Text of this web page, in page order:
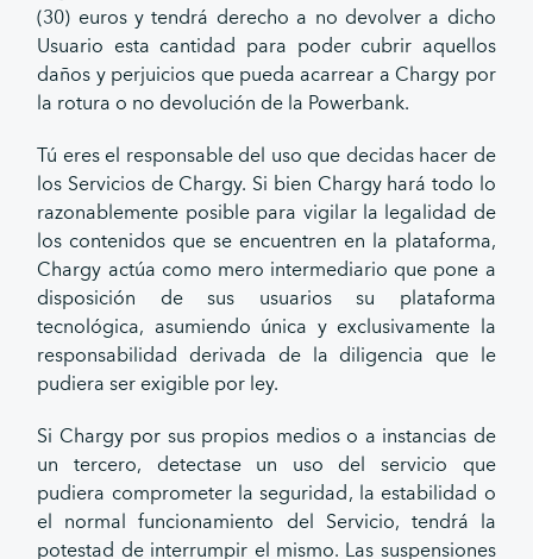
(30) euros y tendrá derecho a no devolver a dicho
Usuario esta cantidad para poder cubrir aquellos
daños y perjuicios que pueda acarrear a Chargy por
la rotura o no devolución de la Powerbank.
Tú eres el responsable del uso que decidas hacer de
los Servicios de Chargy. Si bien Chargy hará todo lo
razonablemente posible para vigilar la legalidad de
los contenidos que se encuentren en la plataforma,
Chargy actúa como mero intermediario que pone a
disposición de sus usuarios su plataforma
tecnológica, asumiendo única y exclusivamente la
responsabilidad derivada de la diligencia que le
pudiera ser exigible por ley.
Si Chargy por sus propios medios o a instancias de
un tercero, detectase un uso del servicio que
pudiera comprometer la seguridad, la estabilidad o
el normal funcionamiento del Servicio, tendrá la
potestad de interrumpir el mismo. Las suspensiones